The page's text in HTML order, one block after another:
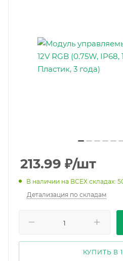
213.99 ₽/шт
В наличии на ВСЕХ складах:
Детализация по складам
КУПИТЬ В